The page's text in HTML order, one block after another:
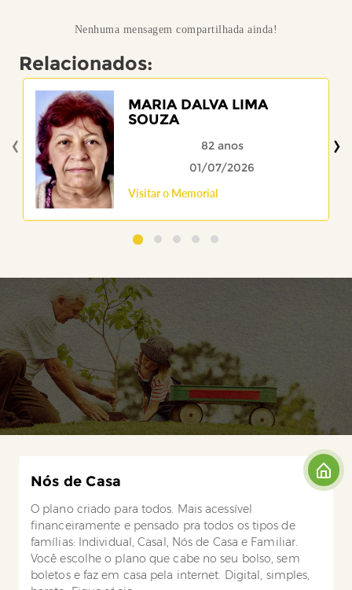
Nenhuma mensagem compartilhada ainda!
Relacionados:
MARIA DALVA LIMA
SOUZA
82 anos
01/07/2026
Visitar o Memorial
‹ ›
Nós de Casa
O plano criado para todos. Mais acessível
financeiramente e pensado pra todos os tipos de
famílias: Individual, Casal, Nós de Casa e Familiar.
Você escolhe o plano que cabe no seu bolso, sem
boletos e faz em casa pela internet. Digital, simples,